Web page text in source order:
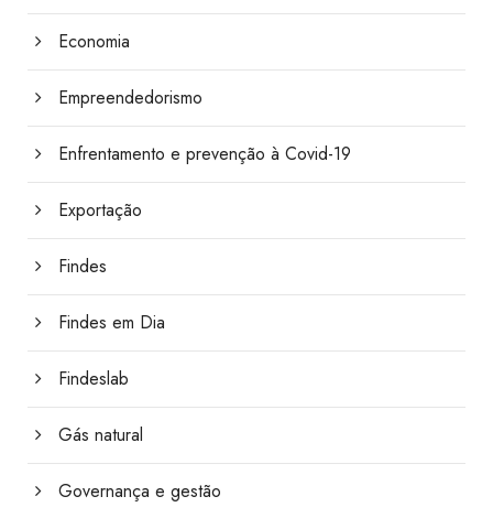
Economia
Empreendedorismo
Enfrentamento e prevenção à Covid-19
Exportação
Findes
Findes em Dia
Findeslab
Gás natural
Governança e gestão